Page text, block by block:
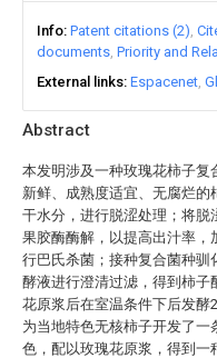
Abstract
本发明涉及一种玫瑰花柿子复
新鲜、成熟度适宜、无腐烂
干水分，进行脱涩处理；将脱
果胶酶酶解，以提高出汁率，
行巴氏杀菌；接种复合菌种驯
酵液进行澄清过滤，得到柿子
花原浆后在室温条件下后发酵
为当地特色无核柿子开发了
色，配以玫瑰花原浆，得到一
Info Patent citations (2)
documents Priority and
External links Espacenet